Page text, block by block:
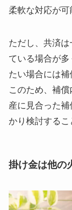
柔軟な対応が可
ただし、共済
ている場合が
たい場合には補
このため、補
産に見合った
かり検討するこ
掛け金は他の